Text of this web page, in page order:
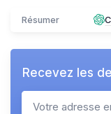
Résumer
Recevez les